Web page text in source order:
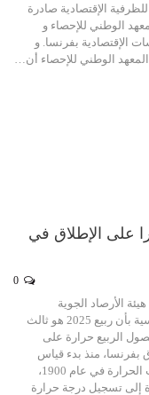
الإقتصادية صادرة
الوطني للإحصاء و
الإقتصادية بفرنسا. و
الوطني للإحصاء أن…
حرا على الإطلاق في
الأرصاد الجوية
الفرنسية بأن ربيع 2025 هو ثالث
الربيع حرارة على
بفرنسا، منذ بدء قياس
درجات الحرارة في عام 1900،
إلى تسجيل درجة حرارة